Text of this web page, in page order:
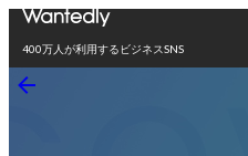
400万人が利用するビジネスSNS